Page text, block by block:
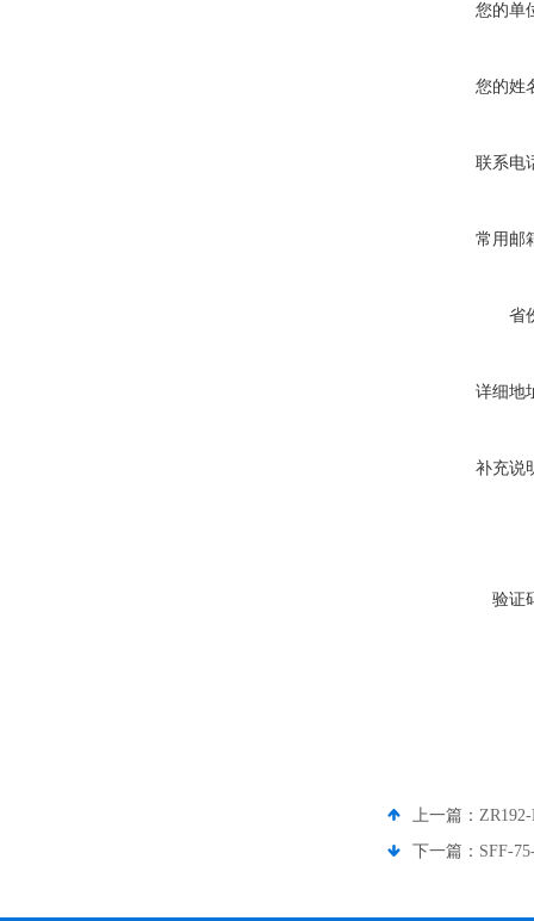
您的单
您的姓
联系电
常用邮
省
详细地
补充说
验证
上一篇：
下一篇： SFF-